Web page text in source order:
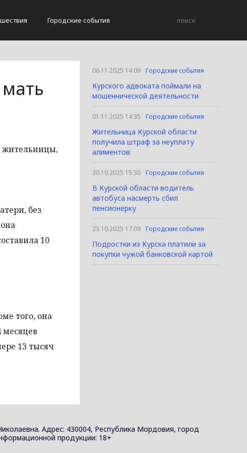
Городские события
жительницы,
без
10
того, она
13 тысяч
06.11.2025 14:09 Городские события
Курского адвоката поймали на
мошеннической деятельности
01.11.2025 14:35 Городские события
Жительница Курской области
получила штраф за неуплату
алиментов
30.10.2025 15:30 Городские события
В Курской области водитель
автобуса насмерть сбил
пенсионерку
23.10.2025 17:09 Городские события
Подростки из Курска платили за
покупки чужой банковской картой
Адрес: 430004, Республика Мордовия, город
продукции: 18+